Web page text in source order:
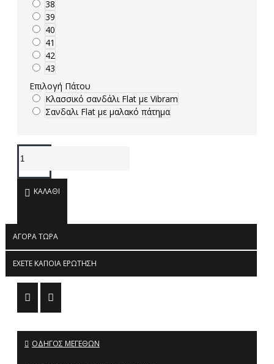
38
39
40
41
42
43
Επιλογή Πάτου
Κλασσικό σανδάλι Flat με Vibram
Σανδαλι Flat με μαλακό πάτημα
ΚΑΛΆΘΙ
ΑΓΟΡΆ ΤΏΡΑ
ΈΧΕΤΕ ΚΆΠΟΙΑ ΕΡΏΤΗΣΗ
ΟΔΗΓΌΣ ΜΕΓΕΘΏΝ